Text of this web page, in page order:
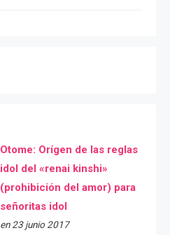
Otome: Orígen de las reglas
idol del «renai kinshi»
(prohibición del amor) para
señoritas idol
en 23 junio 2017